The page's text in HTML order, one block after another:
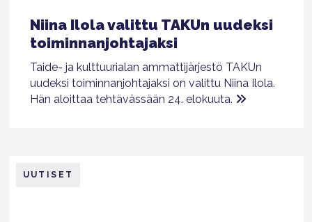
Niina Ilola valittu TAKUn uudeksi
toiminnanjohtajaksi
Taide- ja kulttuurialan ammattijärjestö TAKUn
uudeksi toiminnanjohtajaksi on valittu Niina Ilola.
Hän aloittaa tehtävässään 24. elokuuta.
UUTISET